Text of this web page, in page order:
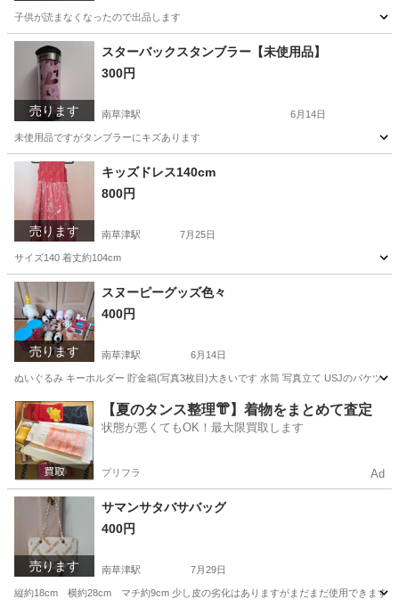
子供が読まなくなったので出品します
滋賀 草津市 南草津駅 本/CD/DVD しずくちゃん
売ります
スターバックスタンブラー【未使用品】
300円
南草津駅 6月14日
未使用品ですがタンブラーにキズあります
滋賀 草津市 南草津駅
売ります
キッズドレス140cm
800円
南草津駅 7月25日
サイズ140 着丈約104cm
滋賀 草津市 南草津駅 キッズ用品
売ります
スヌーピーグッズ色々
400円
南草津駅 6月14日
ぬいぐるみ キーホルダー 貯金箱(写真3枚目)大きいです 水筒 写真立て USJのバケツ
滋賀 草津市 南草津駅 おもちゃ マグカップ
【夏のタンス整理👘】着物をまとめて査定
状態が悪くてもOK！最大限買取します
プリフラ Ad
売ります
サマンサタバサバッグ
400円
南草津駅 7月29日
縦約18cm 横約28cm マチ約9cm 少し皮の劣化はありますがまだまだ使用できます